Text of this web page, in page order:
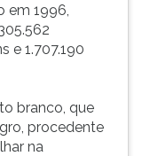
em 1996,
e 1.707.190
branco, que
procedente
na